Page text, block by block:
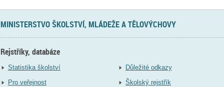
MINISTERSTVO ŠKOLSTVÍ, MLÁDEŽE A TĚLOVÝCHOVY
Rejstříky, databáze
Statistika školství
Pro veřejnost
Důležité odkazy
Školský rejstřík